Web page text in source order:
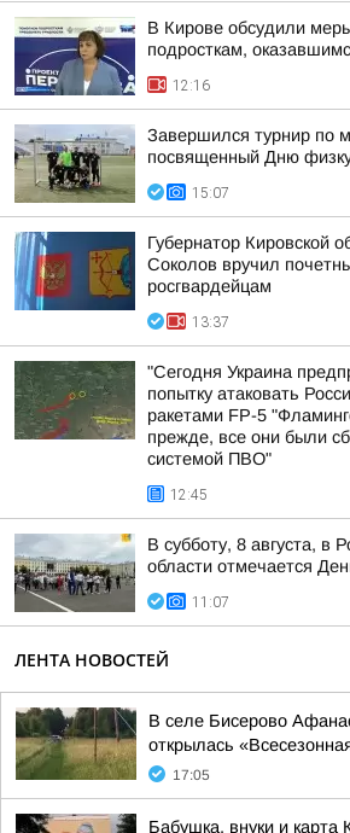
В Кирове обсудили
подросткам,
12:16
Завершился турнир по
посвященный Дню
15:07
Губернатор Кировской
Соколов вручил
росгвардейцам
13:37
"Сегодня Украина
попытку атаковать
ракетами FP-5
прежде, все они были
системой ПВО"
12:45
В субботу, 8 августа, в
области отмечается
11:07
ЛЕНТА НОВОСТЕЙ
В селе Бисерово
открылась
17:05
Бабушка, внуки и карта